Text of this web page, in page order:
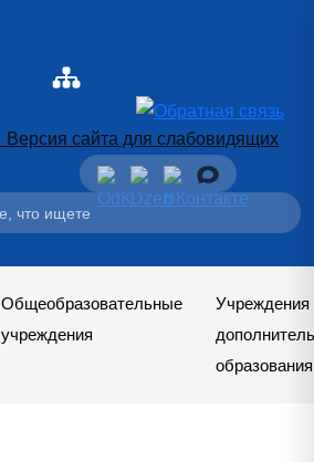
Версия сайта для слабовидящих
Общеобразовательные
учреждения
Учреждения
образования